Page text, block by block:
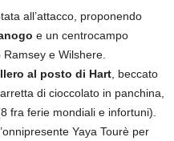
all’attacco, proponendo
e un centrocampo
e Wilshere.
al posto di Hart , beccato
di cioccolato in panchina,
fra ferie mondiali e infortuni).
Yaya Tourè per